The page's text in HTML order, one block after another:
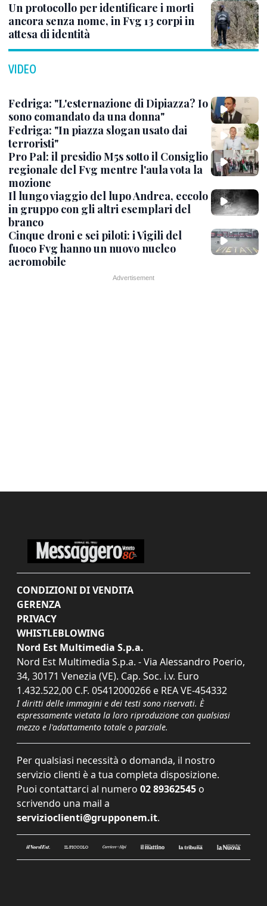
Un protocollo per identificare i morti
ancora senza nome, in Fvg 13 corpi in
attesa di identità
VIDEO
Fedriga: "L'esternazione di Dipiazza? Io
sono comandato da una donna"
Fedriga: "In piazza slogan usato dai
terroristi"
Pro Pal: il presidio M5s sotto il Consiglio
regionale del Fvg mentre l'aula vota la
mozione
Il lungo viaggio del lupo Andrea, eccolo
in gruppo con gli altri esemplari del
branco
Cinque droni e sei piloti: i Vigili del
fuoco Fvg hanno un nuovo nucleo
aeromobile
CONDIZIONI DI VENDITA
GERENZA
PRIVACY
WHISTLEBLOWING
Nord Est Multimedia S.p.a.
Nord Est Multimedia S.p.a. - Via Alessandro Poerio,
34, 30171 Venezia (VE). Cap. Soc. i.v. Euro
1.432.522,00 C.F. 05412000266 e REA VE-454332
I diritti delle immagini e dei testi sono riservati. È
espressamente vietata la loro riproduzione con qualsiasi
mezzo e l'adattamento totale o parziale.
Per qualsiasi necessità o domanda, il nostro
servizio clienti è a tua completa disposizione.
Puoi contattarci al numero 02 89362545 o
scrivendo una mail a
servizioclienti@grupponem.it.